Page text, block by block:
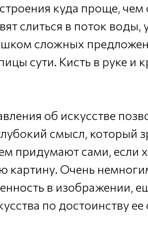
куда проще, чем
слиться в поток воды,
сложных
сути. Кисть в руке и
об искусстве
смысл, который
придумают сами, если
картину. Очень
в изображении,
по достоинству ее